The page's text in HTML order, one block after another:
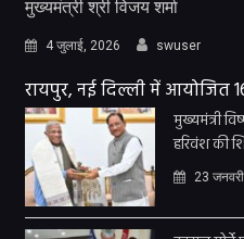
मुख्यमंत्री श्री विजय शर्मा
4 जुलाई, 2026 swuser
रायपुर, नई दिल्ली में आयोजित
मुख्यमंत्री
हरिवंश की
23